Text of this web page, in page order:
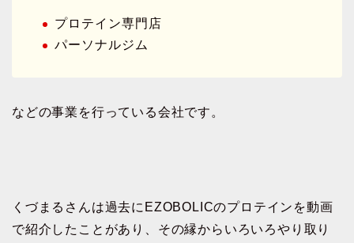
プロテイン専門店
パーソナルジム
などの事業を行っている会社です。
くづまるさんは過去にEZOBOLICのプロテインを動画
で紹介したことがあり、その縁からいろいろやり取り